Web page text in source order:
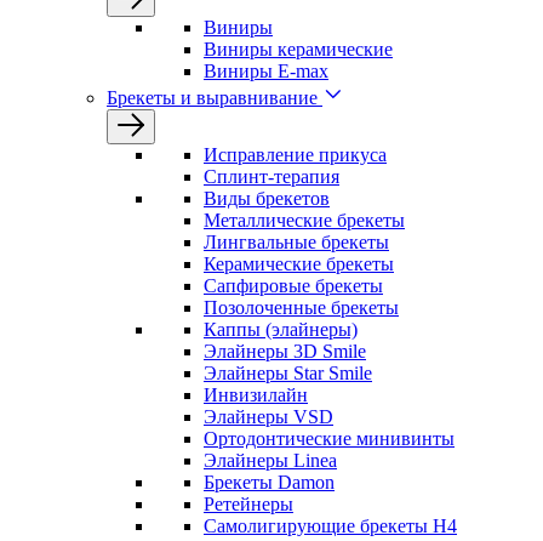
Виниры
Виниры керамические
Виниры E-max
Брекеты и выравнивание
Исправление прикуса
Сплинт-терапия
Виды брекетов
Металлические брекеты
Лингвальные брекеты
Керамические брекеты
Сапфировые брекеты
Позолоченные брекеты
Каппы (элайнеры)
Элайнеры 3D Smile
Элайнеры Star Smile
Инвизилайн
Элайнеры VSD
Ортодонтические минивинты
Элайнеры Linea
Брекеты Damon
Ретейнеры
Самолигирующие брекеты H4